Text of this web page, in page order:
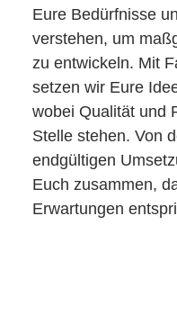
Eure Bedürfnisse
verstehen, um
zu entwickeln. Mit
setzen wir Eure
wobei Qualität und
Stelle stehen. Von
endgültigen
Euch zusammen,
Erwartungen